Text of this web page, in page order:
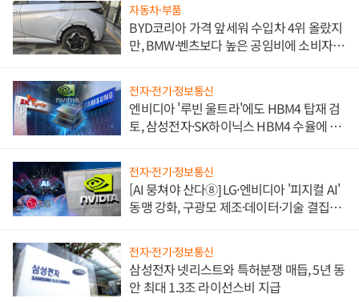
자동차·부품
BYD코리아 가격 앞세워 수입차 4위 올랐지
만, BMW·벤츠보다 높은 공임비에 소비자
전자·전기·정보통신
엔비디아 '루빈 울트라'에도 HBM4 탑재 검
토, 삼성전자·SK하이닉스 HBM4 수율에 주
전자·전기·정보통신
[AI 뭉쳐야 산다⑧] LG·엔비디아 '피지컬 AI'
동맹 강화, 구광모 제조·데이터·기술 결집
전자·전기·정보통신
삼성전자 넷리스트와 특허분쟁 매듭, 5년 동
안 최대 1.3조 라이선스비 지급